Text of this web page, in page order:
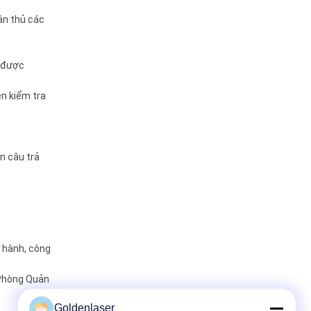
thủ các
kiểm tra
câu trả
công
Quản
Goldenlaser